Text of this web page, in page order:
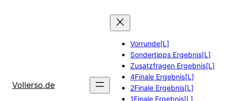
Vollerso.de
Vorrunde[L]
Sondertipps Ergebnis[L]
Zusatzfragen Ergebnis[L]
4Finale Ergebnis[L]
2Finale Ergebnis[L]
1Finale Ergebnis[L]